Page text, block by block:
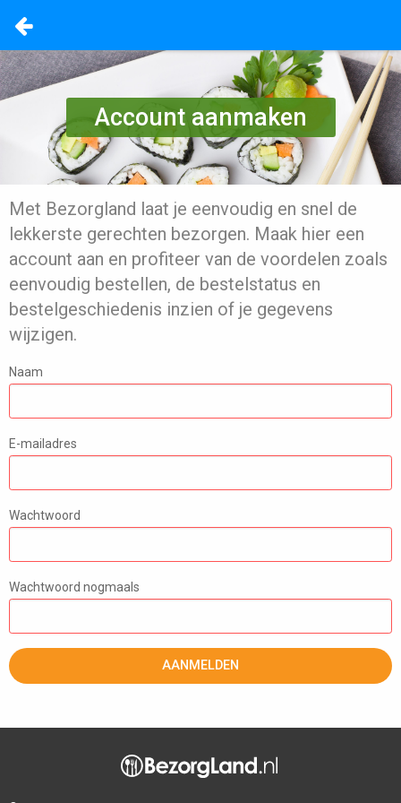
Account aanmaken
Met Bezorgland laat je eenvoudig en snel de
lekkerste gerechten bezorgen. Maak hier een
account aan en profiteer van de voordelen zoals
eenvoudig bestellen, de bestelstatus en
bestelgeschiedenis inzien of je gegevens
wijzigen.
Naam
E-mailadres
Wachtwoord
Wachtwoord nogmaals
AANMELDEN